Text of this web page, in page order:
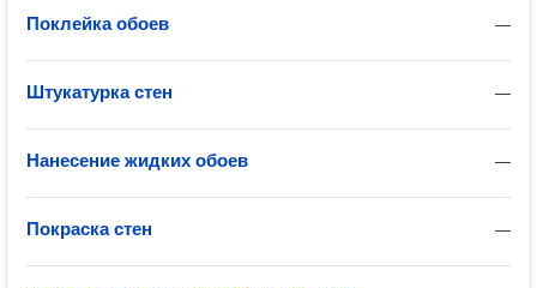
—
Поклейка обоев
—
Штукатурка стен
—
Нанесение жидких обоев
—
Покраска стен